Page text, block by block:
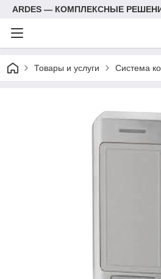
ARDES — КОМПЛЕКСНЫЕ
Товары и услуги Система